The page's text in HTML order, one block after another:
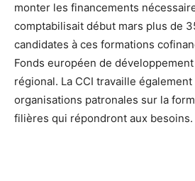
monter les financements
comptabilisait début mars plus de
candidates à ces formations
Fonds européen de
régional. La CCI travaille également
organisations patronales sur la
filières qui répondront aux besoins.